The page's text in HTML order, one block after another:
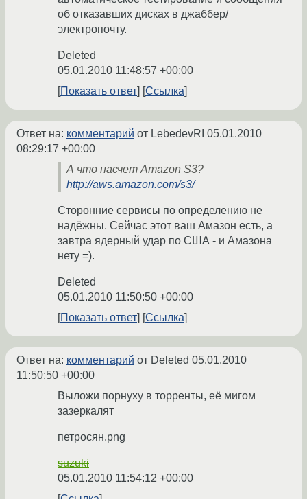
об отказавших дисках в джаббер/
электропочту.
Deleted
05.01.2010 11:48:57 +00:00
Показать ответ
Ссылка
Ответ на: комментарий от LebedevRI 05.01.2010
08:29:17 +00:00
А что насчет Amazon S3?
http://aws.amazon.com/s3/
Сторонние сервисы по определению не
надёжны. Сейчас этот ваш Амазон есть, а
завтра ядерный удар по США - и Амазона
нету =).
Deleted
05.01.2010 11:50:50 +00:00
Показать ответ
Ссылка
Ответ на: комментарий от Deleted 05.01.2010
11:50:50 +00:00
Выложи порнуху в торренты, её мигом
зазеркалят
петросян.png
suzuki
05.01.2010 11:54:12 +00:00